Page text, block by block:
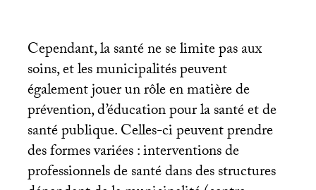
Cependant, la santé ne se limite pas aux
soins, et les municipalités peuvent
également jouer un rôle en matière de
prévention, d’éducation pour la santé et de
santé publique. Celles-ci peuvent prendre
des formes variées : interventions de
professionnels de santé dans des structures